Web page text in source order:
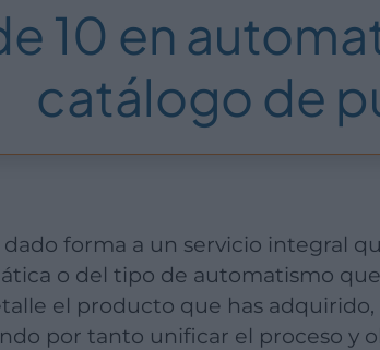
10 en
catálogo de
o del tipo de automatismo
el producto que has
por tanto unificar el proceso y